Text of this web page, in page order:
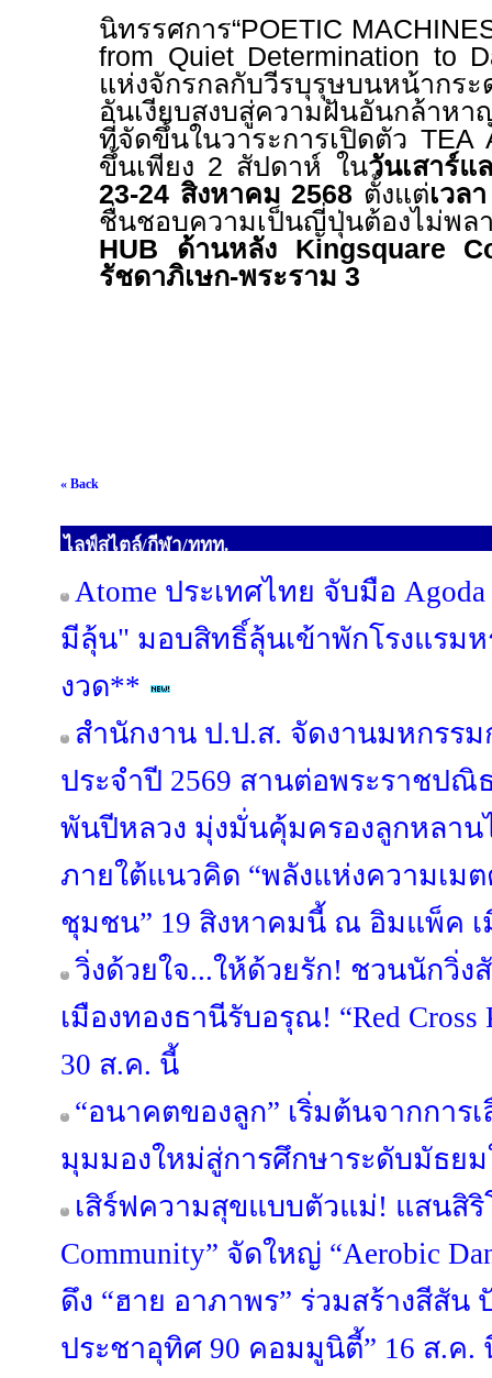
นิทรรศการ“POETIC
from Quiet Determination to
แห่งจักรกลกับวีรบุรุษบนหน้ากระ
อันเงียบสงบสู่ความฝันอันกล้าห
ที่จัดขึ้นในวาระการเปิดตัว TEA
ขึ้นเพียง 2 สัปดาห์ ในวันเสาร์
23-24 สิงหาคม2568 ตั้งแต่เวล
ชื่นชอบความเป็นญี่ปุ่นต้องไม่พล
HUB ด้านหลัง Kingsquare
รัชดาภิเษก-พระราม 3
« Back
ไลฟ์สไตล์/กีฬา/ททท.
Atome ประเทศไทย จับมือ
มีลุ้น" มอบสิทธิ์ลุ้นเข้าพักโรงแรม
งวด**
สำนักงาน ป.ป.ส. จัดงานมหกรร
ประจำปี 2569 สานต่อพระราชป
พันปีหลวง มุ่งมั่นคุ้มครองลูกหลา
ภายใต้แนวคิด “พลังแห่งความเม
ชุมชน” 19 สิงหาคมนี้ ณ อิมแพ็ค เ
วิ่งด้วยใจ...ให้ด้วยรัก! ชวนนักวิ่
เมืองทองธานีรับอรุณ! “Red Cross
30 ส.ค. นี้
“อนาคตของลูก” เริ่มต้นจากการ
มุมมองใหม่สู่การศึกษาระดับมัธยม
เสิร์ฟความสุขแบบตัวแม่! แสนสิริ
Community” จัดใหญ่ “Aerobic
ดึง “ฮาย อาภาพร” ร่วมสร้างสีสั
ประชาอุทิศ 90 คอมมูนิตี้” 16 ส.ค.